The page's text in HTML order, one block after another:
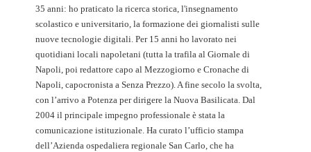
35 anni: ho praticato la ricerca storica, l'insegnamento
scolastico e universitario, la formazione dei giornalisti sulle
nuove tecnologie digitali. Per 15 anni ho lavorato nei
quotidiani locali napoletani (tutta la trafila al Giornale di
Napoli, poi redattore capo al Mezzogiorno e Cronache di
Napoli, capocronista a Senza Prezzo). A fine secolo la svolta,
con l’arrivo a Potenza per dirigere la Nuova Basilicata. Dal
2004 il principale impegno professionale è stata la
comunicazione istituzionale. Ha curato l’ufficio stampa
dell’Azienda ospedaliera regionale San Carlo, che ha